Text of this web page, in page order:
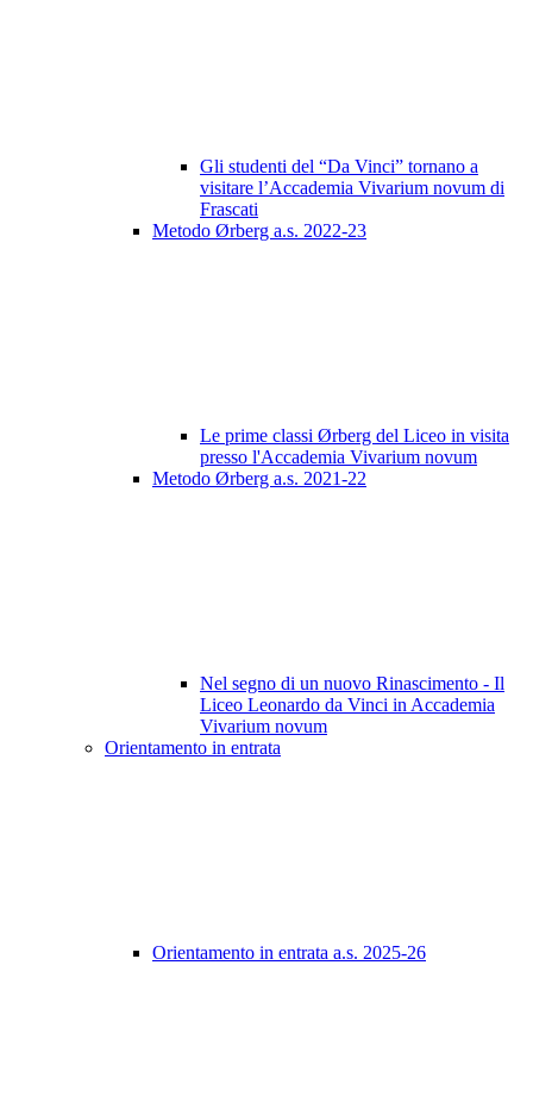
Gli studenti del “Da Vinci” tornano a
visitare l’Accademia Vivarium novum di
Frascati
Metodo Ørberg a.s. 2022-23
Le prime classi Ørberg del Liceo in visita
presso l'Accademia Vivarium novum
Metodo Ørberg a.s. 2021-22
Nel segno di un nuovo Rinascimento - Il
Liceo Leonardo da Vinci in Accademia
Vivarium novum
Orientamento in entrata
Orientamento in entrata a.s. 2025-26